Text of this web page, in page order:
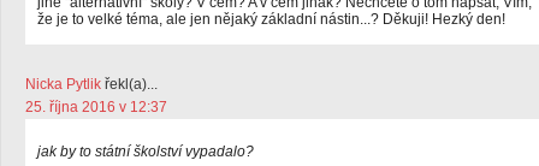
že je to velké téma, ale jen nějaký základní nástin...? Děkuji! Hezký den!
Nicka Pytlik řekl(a)...
25. října 2016 v 12:37
jak by to státní školství vypadalo?